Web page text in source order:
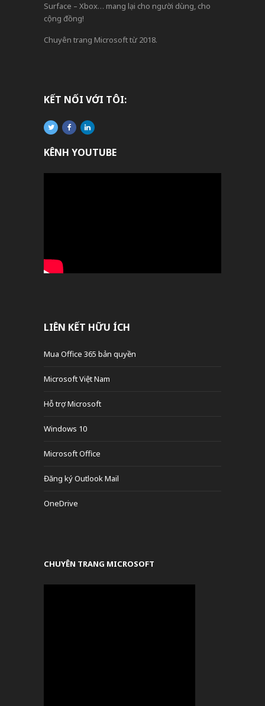
Surface – Xbox… mang lại cho người dùng, cho
cộng đồng!
Chuyên trang Microsoft từ 2018.
KẾT NỐI VỚI TÔI:
KÊNH YOUTUBE
LIÊN KẾT HỮU ÍCH
Mua Office 365 bản quyền
Microsoft Việt Nam
Hỗ trợ Microsoft
Windows 10
Microsoft Office
Đăng ký Outlook Mail
OneDrive
CHUYÊN TRANG MICROSOFT